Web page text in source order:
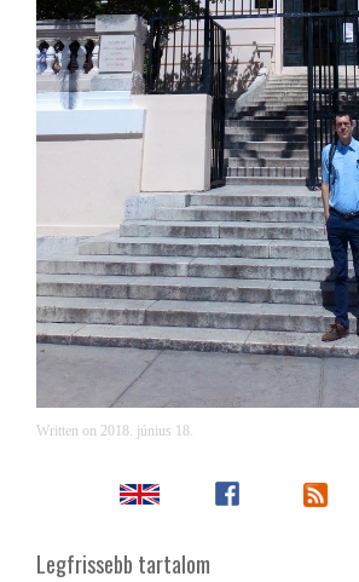
Written on 2018. június 18.
Legfrissebb tartalom